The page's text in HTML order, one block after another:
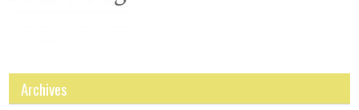
Archives